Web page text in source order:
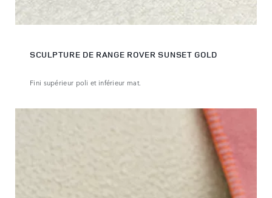
SCULPTURE DE RANGE ROVER SUNSET GOLD
Fini supérieur poli et inférieur mat.